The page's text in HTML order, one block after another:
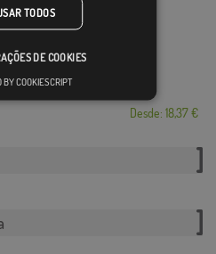
Desde: 18,37 €
TODOS
DE COOKIES
BY COOKIESCRIPT